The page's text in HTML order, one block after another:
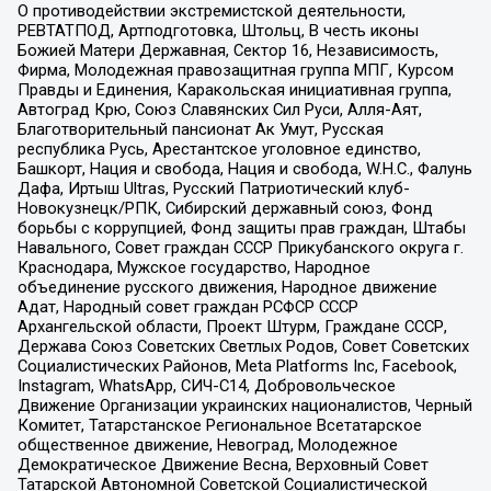
О противодействии экстремистской деятельности,
РЕВТАТПОД, Артподготовка, Штольц, В честь иконы
Божией Матери Державная, Сектор 16, Независимость,
Фирма, Молодежная правозащитная группа МПГ, Курсом
Правды и Единения, Каракольская инициативная группа,
Автоград Крю, Союз Славянских Сил Руси, Алля-Аят,
Благотворительный пансионат Ак Умут, Русская
республика Русь, Арестантское уголовное единство,
Башкорт, Нация и свобода, Нация и свобода, W.H.С., Фалунь
Дафа, Иртыш Ultras, Русский Патриотический клуб-
Новокузнецк/РПК, Сибирский державный союз, Фонд
борьбы с коррупцией, Фонд защиты прав граждан, Штабы
Навального, Совет граждан СССР Прикубанского округа г.
Краснодара, Мужское государство, Народное
объединение русского движения, Народное движение
Адат, Народный совет граждан РСФСР СССР
Архангельской области, Проект Штурм, Граждане СССР,
Держава Союз Советских Светлых Родов, Совет Советских
Социалистических Районов, Meta Platforms Inc, Facebook,
Instagram, WhatsApp, СИЧ-С14, Добровольческое
Движение Организации украинских националистов, Черный
Комитет, Татарстанское Региональное Всетатарское
общественное движение, Невоград, Молодежное
Демократическое Движение Весна, Верховный Совет
Татарской Автономной Советской Социалистической